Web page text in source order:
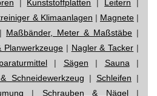
Kunststoffplatten Leitern
& Klimaanlagen | Magnete|
| Maßbänder, Meter & Maßstäbe |
Planwerkzeuge | Nagler & Tacker |
| Sägen | Sauna |
Schneidewerkzeug | Schleifen |
| Schrauben & Nägel|